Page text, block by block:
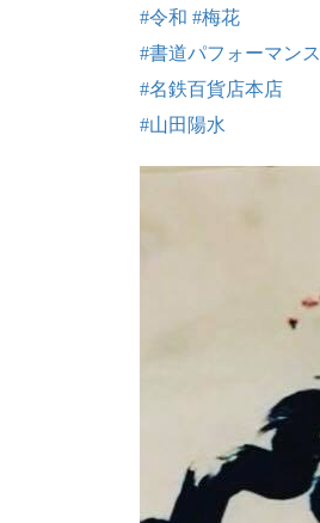
#令和 #梅花
#書道パフォーマンス
#名鉄百貨店本店
#山田陽水